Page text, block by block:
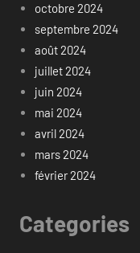
octobre 2024
septembre 2024
août 2024
juillet 2024
juin 2024
mai 2024
avril 2024
mars 2024
février 2024
Categories